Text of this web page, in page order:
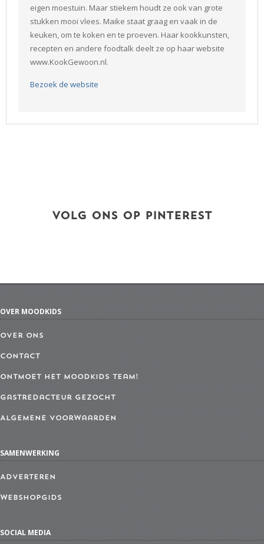
eigen moestuin. Maar stiekem houdt ze ook van grote
stukken mooi vlees. Maike staat graag en vaak in de
keuken, om te koken en te proeven. Haar kookkunsten,
recepten en andere foodtalk deelt ze op haar website
www.KookGewoon.nl.
Bezoek de website
VOLG ONS OP PINTEREST
OVER MOODKIDS
Over ons
Contact
Ontmoet het MoodKids Team!
Gastredacteur gezocht
Algemene Voorwaarden
SAMENWERKING
Adverteren
Webshopgids
SOCIAL MEDIA